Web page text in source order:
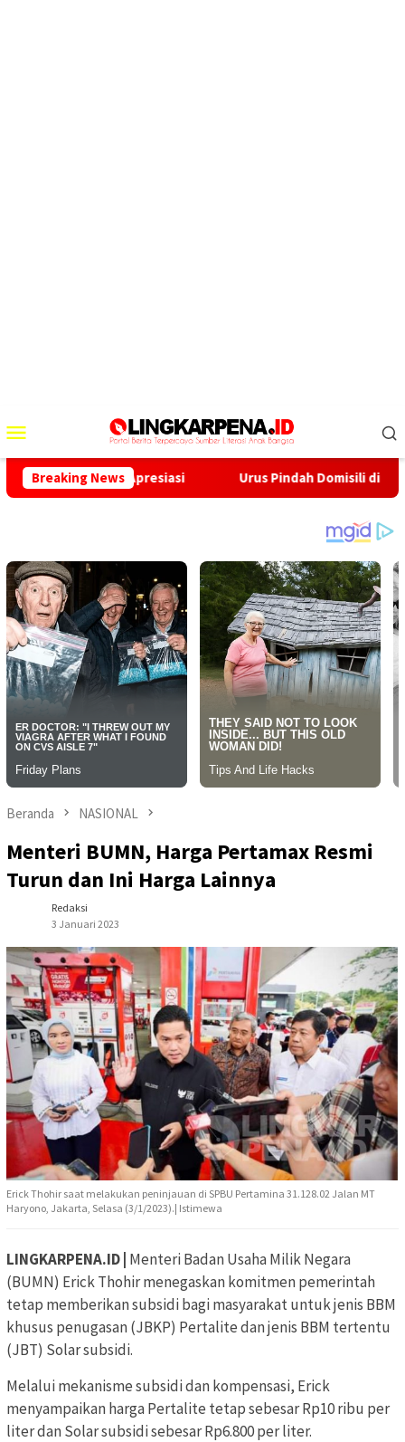
Mobile
Breaking News
Apresiasi Urus Pindah Domisili di Kabupaten
Beranda NASIONAL
Menteri BUMN, Harga Pertamax Resmi
Turun dan Ini Harga Lainnya
Redaksi
3 Januari 2023
Erick Thohir saat melakukan peninjauan di SPBU Pertamina 31.128.02 Jalan MT
Haryono, Jakarta, Selasa (3/1/2023).| Istimewa
LINGKARPENA.ID | Menteri Badan Usaha Milik Negara
(BUMN) Erick Thohir menegaskan komitmen pemerintah
tetap memberikan subsidi bagi masyarakat untuk jenis BBM
khusus penugasan (JBKP) Pertalite dan jenis BBM tertentu
(JBT) Solar subsidi.
Melalui mekanisme subsidi dan kompensasi, Erick
menyampaikan harga Pertalite tetap sebesar Rp10 ribu per
liter dan Solar subsidi sebesar Rp6.800 per liter.